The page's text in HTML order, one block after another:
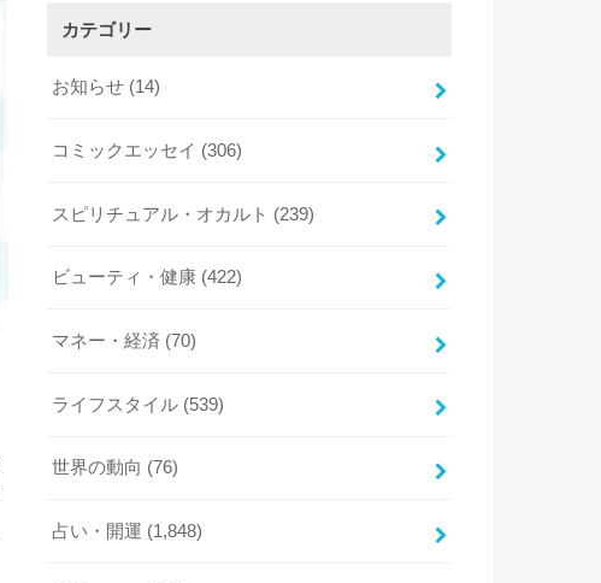
カテゴリー
お知らせ (14)
コミックエッセイ (306)
スピリチュアル・オカルト (239)
ビューティ・健康 (422)
マネー・経済 (70)
ライフスタイル (539)
世界の動向 (76)
占い・開運 (1,848)